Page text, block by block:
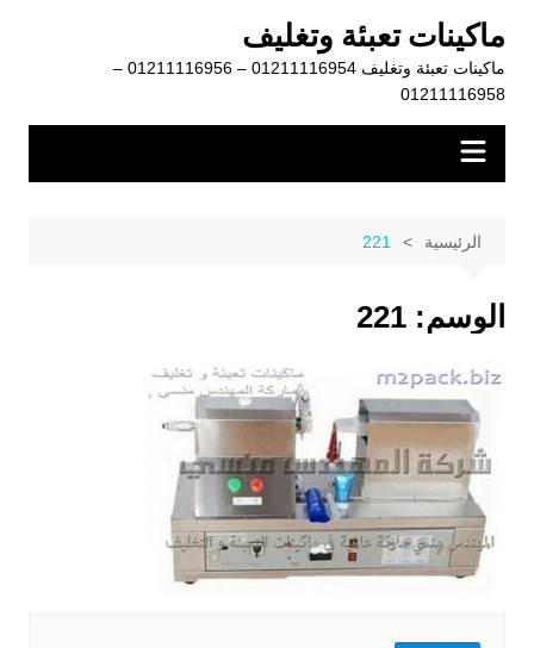
المحتوى
ماكينات تعبئة وتغليف
ماكينات تعبئة وتغليف 01211116954 – 01211116956 –
01211116958
الرئيسية 221
الوسم: 221